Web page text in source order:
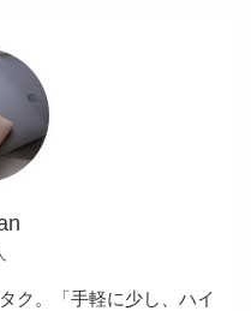
ク。「手軽に少し、ハイ